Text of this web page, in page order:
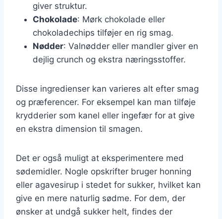
giver struktur.
Chokolade: Mørk chokolade eller
chokoladechips tilføjer en rig smag.
Nødder: Valnødder eller mandler giver en
dejlig crunch og ekstra næringsstoffer.
Disse ingredienser kan varieres alt efter smag
og præferencer. For eksempel kan man tilføje
krydderier som kanel eller ingefær for at give
en ekstra dimension til smagen.
Det er også muligt at eksperimentere med
sødemidler. Nogle opskrifter bruger honning
eller agavesirup i stedet for sukker, hvilket kan
give en mere naturlig sødme. For dem, der
ønsker at undgå sukker helt, findes der